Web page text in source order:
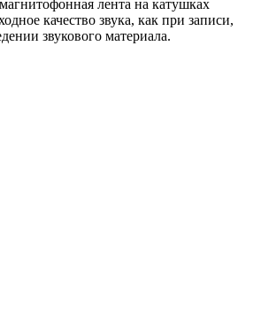
лента на катушках
качество звука, как при записи,
звукового материала.